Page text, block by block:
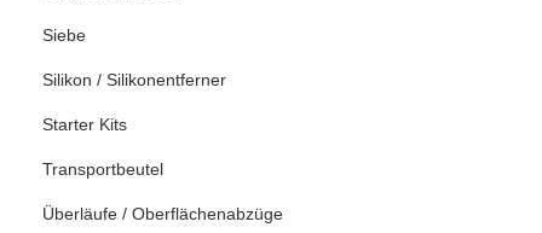
Siebe
Silikon / Silikonentferner
Starter Kits
Transportbeutel
Überläufe / Oberflächenabzüge